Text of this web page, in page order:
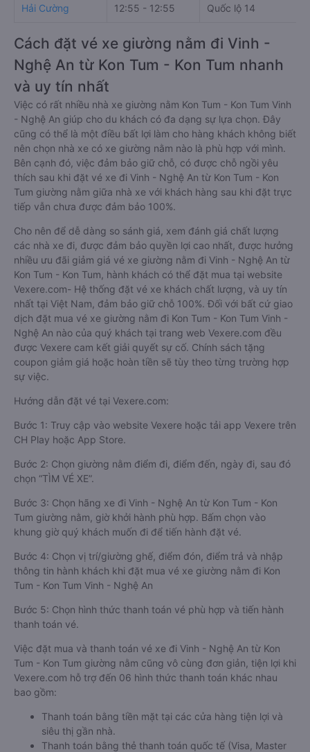
Hải Cường 12:55 - 12:55 Quốc lộ 14
Cách đặt vé xe giường nằm đi Vinh -
Nghệ An từ Kon Tum - Kon Tum nhanh
và uy tín nhất
Việc có rất nhiều nhà xe giường nằm Kon Tum - Kon Tum Vinh
- Nghệ An giúp cho du khách có đa dạng sự lựa chọn. Đây
cũng có thể là một điều bất lợi làm cho hàng khách không biết
nên chọn nhà xe có xe giường nằm nào là phù hợp với mình.
Bên cạnh đó, việc đảm bảo giữ chỗ, có được chỗ ngồi yêu
thích sau khi đặt vé xe đi Vinh - Nghệ An từ Kon Tum - Kon
Tum giường nằm giữa nhà xe với khách hàng sau khi đặt trực
tiếp vẫn chưa được đảm bảo 100%.
Cho nên để dễ dàng so sánh giá, xem đánh giá chất lượng
các nhà xe đi, được đảm bảo quyền lợi cao nhất, được hưởng
nhiều ưu đãi giảm giá vé xe giường nằm đi Vinh - Nghệ An từ
Kon Tum - Kon Tum, hành khách có thể đặt mua tại website
Vexere.com- Hệ thống đặt vé xe khách chất lượng, và uy tín
nhất tại Việt Nam, đảm bảo giữ chỗ 100%. Đối với bất cứ giao
dịch đặt mua vé xe giường nằm đi Kon Tum - Kon Tum Vinh -
Nghệ An nào của quý khách tại trang web Vexere.com đều
được Vexere cam kết giải quyết sự cố. Chính sách tặng
coupon giảm giá hoặc hoàn tiền sẽ tùy theo từng trường hợp
sự việc.
Hướng dẫn đặt vé tại Vexere.com:
Bước 1: Truy cập vào website Vexere hoặc tải app Vexere trên
CH Play hoặc App Store.
Bước 2: Chọn giường nằm điểm đi, điểm đến, ngày đi, sau đó
chọn “TÌM VÉ XE”.
Bước 3: Chọn hãng xe đi Vinh - Nghệ An từ Kon Tum - Kon
Tum giường nằm, giờ khởi hành phù hợp. Bấm chọn vào
khung giờ quý khách muốn đi để tiến hành đặt vé.
Bước 4: Chọn vị trí/giường ghế, điểm đón, điểm trả và nhập
thông tin hành khách khi đặt mua vé xe giường nằm đi Kon
Tum - Kon Tum Vinh - Nghệ An
Bước 5: Chọn hình thức thanh toán vé phù hợp và tiến hành
thanh toán vé.
Việc đặt mua và thanh toán vé xe đi Vinh - Nghệ An từ Kon
Tum - Kon Tum giường nằm cũng vô cùng đơn giản, tiện lợi khi
Vexere.com hỗ trợ đến 06 hình thức thanh toán khác nhau
bao gồm:
Thanh toán bằng tiền mặt tại các cửa hàng tiện lợi và
siêu thị gần nhà.
Thanh toán bằng thẻ thanh toán quốc tế (Visa, Master